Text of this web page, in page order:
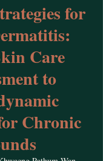
for
Care
to
Chronic